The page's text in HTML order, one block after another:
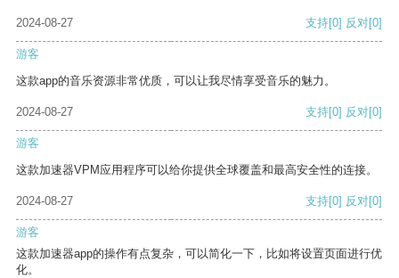
2024-08-27 支持[0] 反对[0]
游客
这款app的音乐资源非常优质，可以让我尽情享受音乐的魅力。
2024-08-27 支持[0] 反对[0]
游客
这款加速器VPM应用程序可以给你提供全球覆盖和最高安全性的连接。
2024-08-27 支持[0] 反对[0]
游客
这款加速器app的操作有点复杂，可以简化一下，比如将设置页面进行优
化。